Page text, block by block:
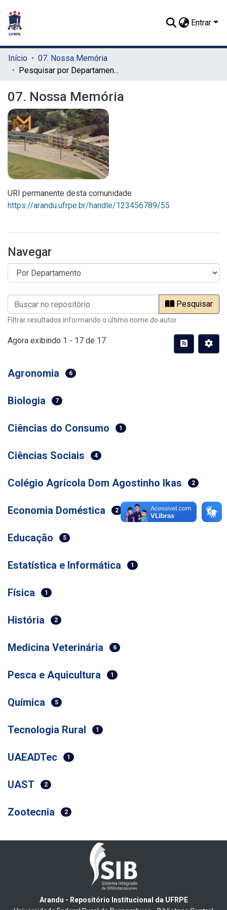
Entrar
Início
07. Nossa Memória
Pesquisar por Departamento
07. Nossa Memória
URI permanente desta comunidade
https://arandu.ufrpe.br/handle/123456789/55
Navegar
Pesquisar
Filtrar resultados informando o último nome do autor
Agora exibindo 1 - 17 de 17
Agronomia 6
Biologia 7
Ciências do Consumo 1
Ciências Sociais 4
Colégio Agrícola Dom Agostinho Ikas 2
Economia Doméstica 2
Educação 5
Estatística e Informática 1
Física 1
História 2
Medicina Veterinária 6
Pesca e Aquicultura 1
Química 5
Tecnologia Rural 1
UAEADTec 1
UAST 2
Zootecnia 2
Arandu - Repositório Institucional da UFRPE